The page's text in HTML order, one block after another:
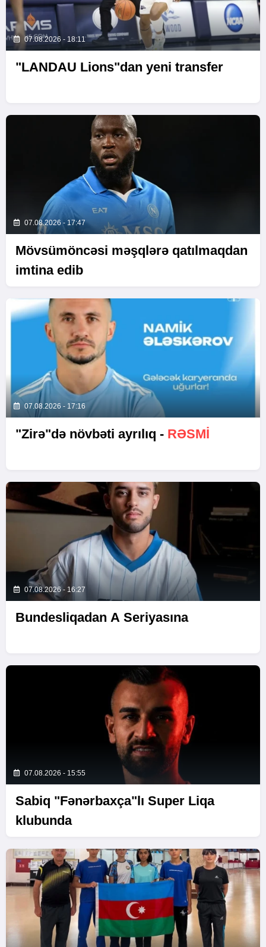
07.08.2026 - 18:11
"LANDAU Lions"dan yeni transfer
07.08.2026 - 17:47
Mövsümöncəsi məşqlərə qatılmaqdan
imtina edib
07.08.2026 - 17:16
"Zirə"də növbəti ayrılıq - RƏSMİ
07.08.2026 - 16:27
Bundesliqadan A Seriyasına
07.08.2026 - 15:55
Sabiq "Fənərbaxça"lı Super Liqa
klubunda